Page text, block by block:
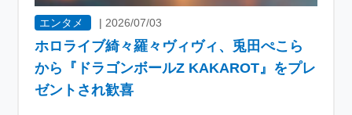
エンタメ | 2026/07/03
ホロライブ綺々羅々ヴィヴィ、兎田ぺこら
から『ドラゴンボールZ KAKAROT』をプレ
ゼントされ歓喜